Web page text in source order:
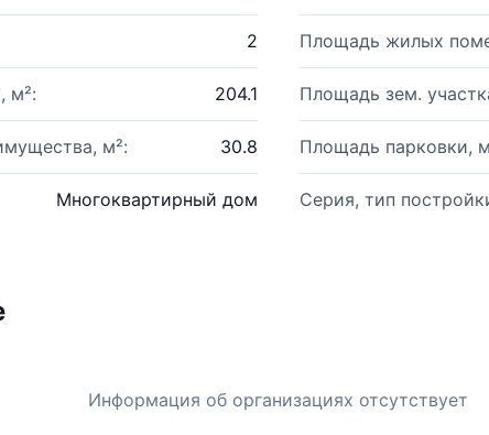
2 Площадь жилых
м²: 204.1 Площадь зем.
м²: 30.8 Площадь парковки,
Многоквартирный дом Серия, тип
Информация об организациях отсутствует